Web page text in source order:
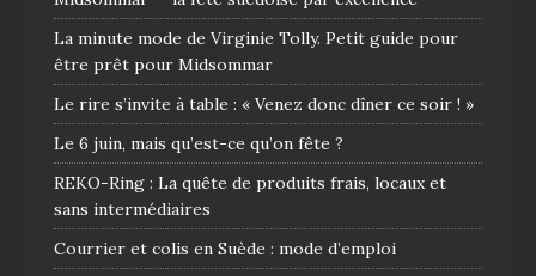
La minute mode de Virginie Tolly. Petit guide pour
être prêt pour Midsommar
Le rire s’invite à table : « Venez donc dîner ce soir ! »
Le 6 juin, mais qu’est-ce qu’on fête ?
REKO-Ring : La quête de produits frais, locaux et
sans intermédiaires
Courrier et colis en Suède : mode d’emploi